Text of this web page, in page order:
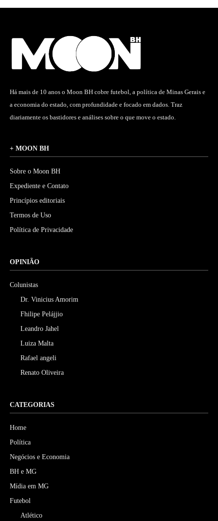
Há mais de 10 anos o Moon BH cobre futebol, a política de Minas Gerais e
a economia do estado, com profundidade e focado em dados. Traz
diariamente os bastidores e análises sobre o que move o estado.
+ MOON BH
Sobre o Moon BH
Expediente e Contato
Princípios editoriais
Termos de Uso
Política de Privacidade
OPINIÃO
Colunistas
Dr. Vinicius Amorim
Fhilipe Pelájjio
Leandro Jahel
Luiza Malta
Rafael angeli
Renato Oliveira
CATEGORIAS
Home
Política
Negócios e Economia
BH e MG
Mídia em MG
Futebol
Atlético